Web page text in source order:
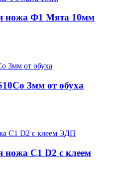
ножа Ф1 Мята 10мм
3мм от обуха
ножа С1 D2 с клеем